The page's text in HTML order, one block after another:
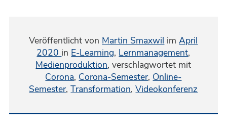
Veröffentlicht von Martin Smaxwil imApril
2020 in E-Learning, Lernmanagement,
Medienproduktion,verschlagwortet mit
Corona, Corona-Semester, Online-
Semester,Transformation,Videokonferenz